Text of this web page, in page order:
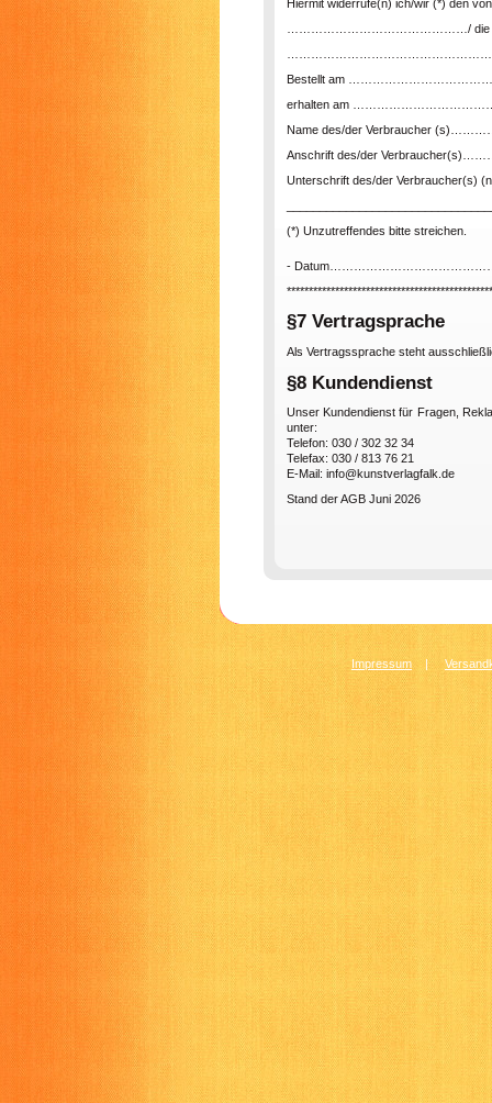
Hiermit widerrufe(n) ich/wir (*) den
………………………………………/ die
Bestellt am
erhalten am
Name des/der Verbraucher
Anschrift des/der
Unterschrift des/der Verbraucher(s)
(*) Unzutreffendes bitte streichen.
-
§7 Vertragsprache
Als Vertragssprache steht
§8 Kundendienst
Unser Kundendienst für Fragen,
unter:
Telefon: 030 / 302 32 34
Telefax: 030 / 813 76 21
E-Mail: info@kunstverlagfalk.de
Stand der AGB Juni 2026
Impressum |